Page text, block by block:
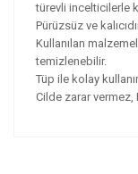
türevli incelticilerle
Pürüzsüz ve
Kullanılan
temizlenebilir.
Tüp ile kolay
Cilde zarar